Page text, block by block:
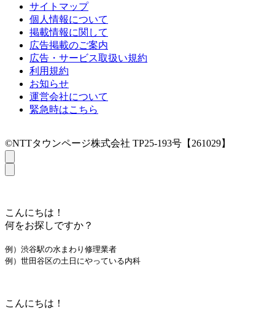
サイトマップ
個人情報について
掲載情報に関して
広告掲載のご案内
広告・サービス取扱い規約
利用規約
お知らせ
運営会社について
緊急時はこちら
©NTTタウンページ株式会社 TP25-193号【261029】
こんにちは！
何をお探しですか？
例）渋谷駅の水まわり修理業者
例）世田谷区の土日にやっている内科
こんにちは！